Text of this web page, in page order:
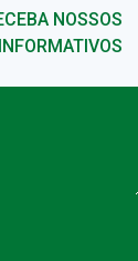
NOSSOS
INFORMATIVOS